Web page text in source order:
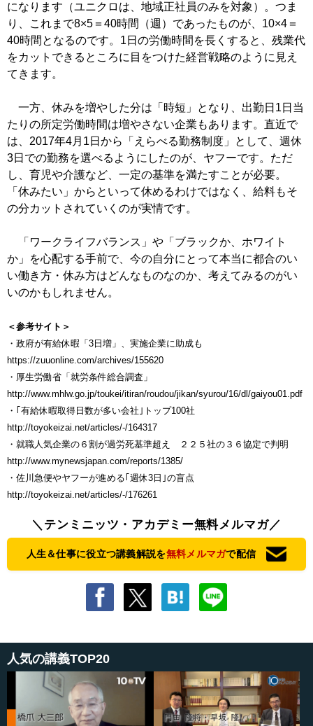
になります（ユニクロは、地域正社員のみを対象）。つま
り、これまで8×5＝40時間（週）であったものが、10×4＝
40時間となるのです。1日の労働時間を長くすると、残業代
をカットできるところに目をつけた経営戦略のように見え
てきます。
一方、休みを増やした分は「時短」となり、出勤日1日当
たりの所定労働時間は増やさない企業もあります。直近で
は、2017年4月1日から「えらべる勤務制度」として、週休
3日での勤務を選べるようにしたのが、ヤフーです。ただ
し、育児や介護など、一定の基準を満たすことが必要。
「休みたい」からといって休めるわけではなく、給料もそ
の分カットされていくのが実情です。
「ワークライフバランス」や「ブラックか、ホワイト
か」を心配する手前で、今の自分にとって本当に都合のい
い働き方・休み方はどんなものなのか、考えてみるのがい
いのかもしれません。
＜参考サイト＞
・政府が有給休暇「3日増」、実施企業に助成も
https://zuuonline.com/archives/155620
・厚生労働省「就労条件総合調査」
http://www.mhlw.go.jp/toukei/itiran/roudou/jikan/syurou/16/dl/gaiyou01.pdf
・｢有給休暇取得日数が多い会社｣トップ100社
http://toyokeizai.net/articles/-/164317
・就職人気企業の６割が過労死基準超え ２２５社の３６協定で判明
http://www.mynewsjapan.com/reports/1385/
・佐川急便やヤフーが進める｢週休3日｣の盲点
http://toyokeizai.net/articles/-/176261
＼テンミニッツ・アカデミー無料メルマガ／
人生＆仕事に役立つ講義解説を無料メルマガで配信
人気の講義TOP20